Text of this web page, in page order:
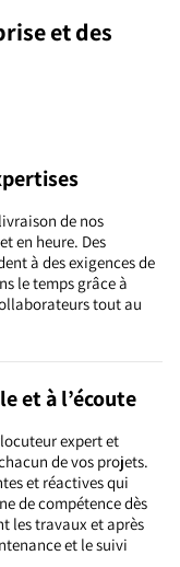
et des
de nos
en heure. Des
à des exigences de
le temps grâce à
tout au
et à l’écoute
expert et
de vos projets.
et réactives qui
de compétence dès
les travaux et après
et le suivi